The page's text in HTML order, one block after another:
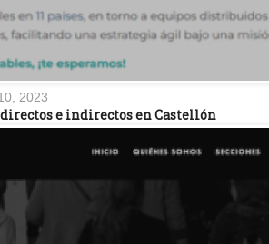
2023
e indirectos en Castellón